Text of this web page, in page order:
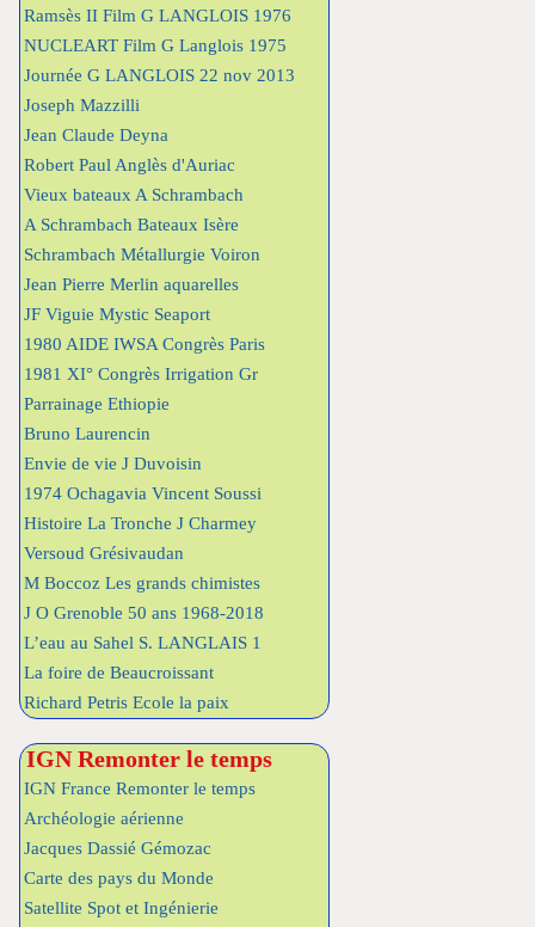
Ramsès II Film G LANGLOIS 1976
NUCLEART Film G Langlois 1975
Journée G LANGLOIS 22 nov 2013
Joseph Mazzilli
Jean Claude Deyna
Robert Paul Anglès d'Auriac
Vieux bateaux A Schrambach
A Schrambach Bateaux Isère
Schrambach Métallurgie Voiron
Jean Pierre Merlin aquarelles
JF Viguie Mystic Seaport
1980 AIDE IWSA Congrès Paris
1981 XI° Congrès Irrigation Gr
Parrainage Ethiopie
Bruno Laurencin
Envie de vie J Duvoisin
1974 Ochagavia Vincent Soussi
Histoire La Tronche J Charmey
Versoud Grésivaudan
M Boccoz Les grands chimistes
J O Grenoble 50 ans 1968-2018
L’eau au Sahel S. LANGLAIS 1
La foire de Beaucroissant
Richard Petris Ecole la paix
IGN Remonter le temps
IGN France Remonter le temps
Archéologie aérienne
Jacques Dassié Gémozac
Carte des pays du Monde
Satellite Spot et Ingénierie